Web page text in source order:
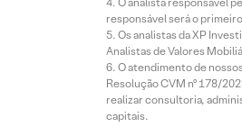
responsável será o
Os analistas da XP
Analistas de Valores
O atendimento de
Resolução CVM nº 178/
realizar consultoria,
capitais.